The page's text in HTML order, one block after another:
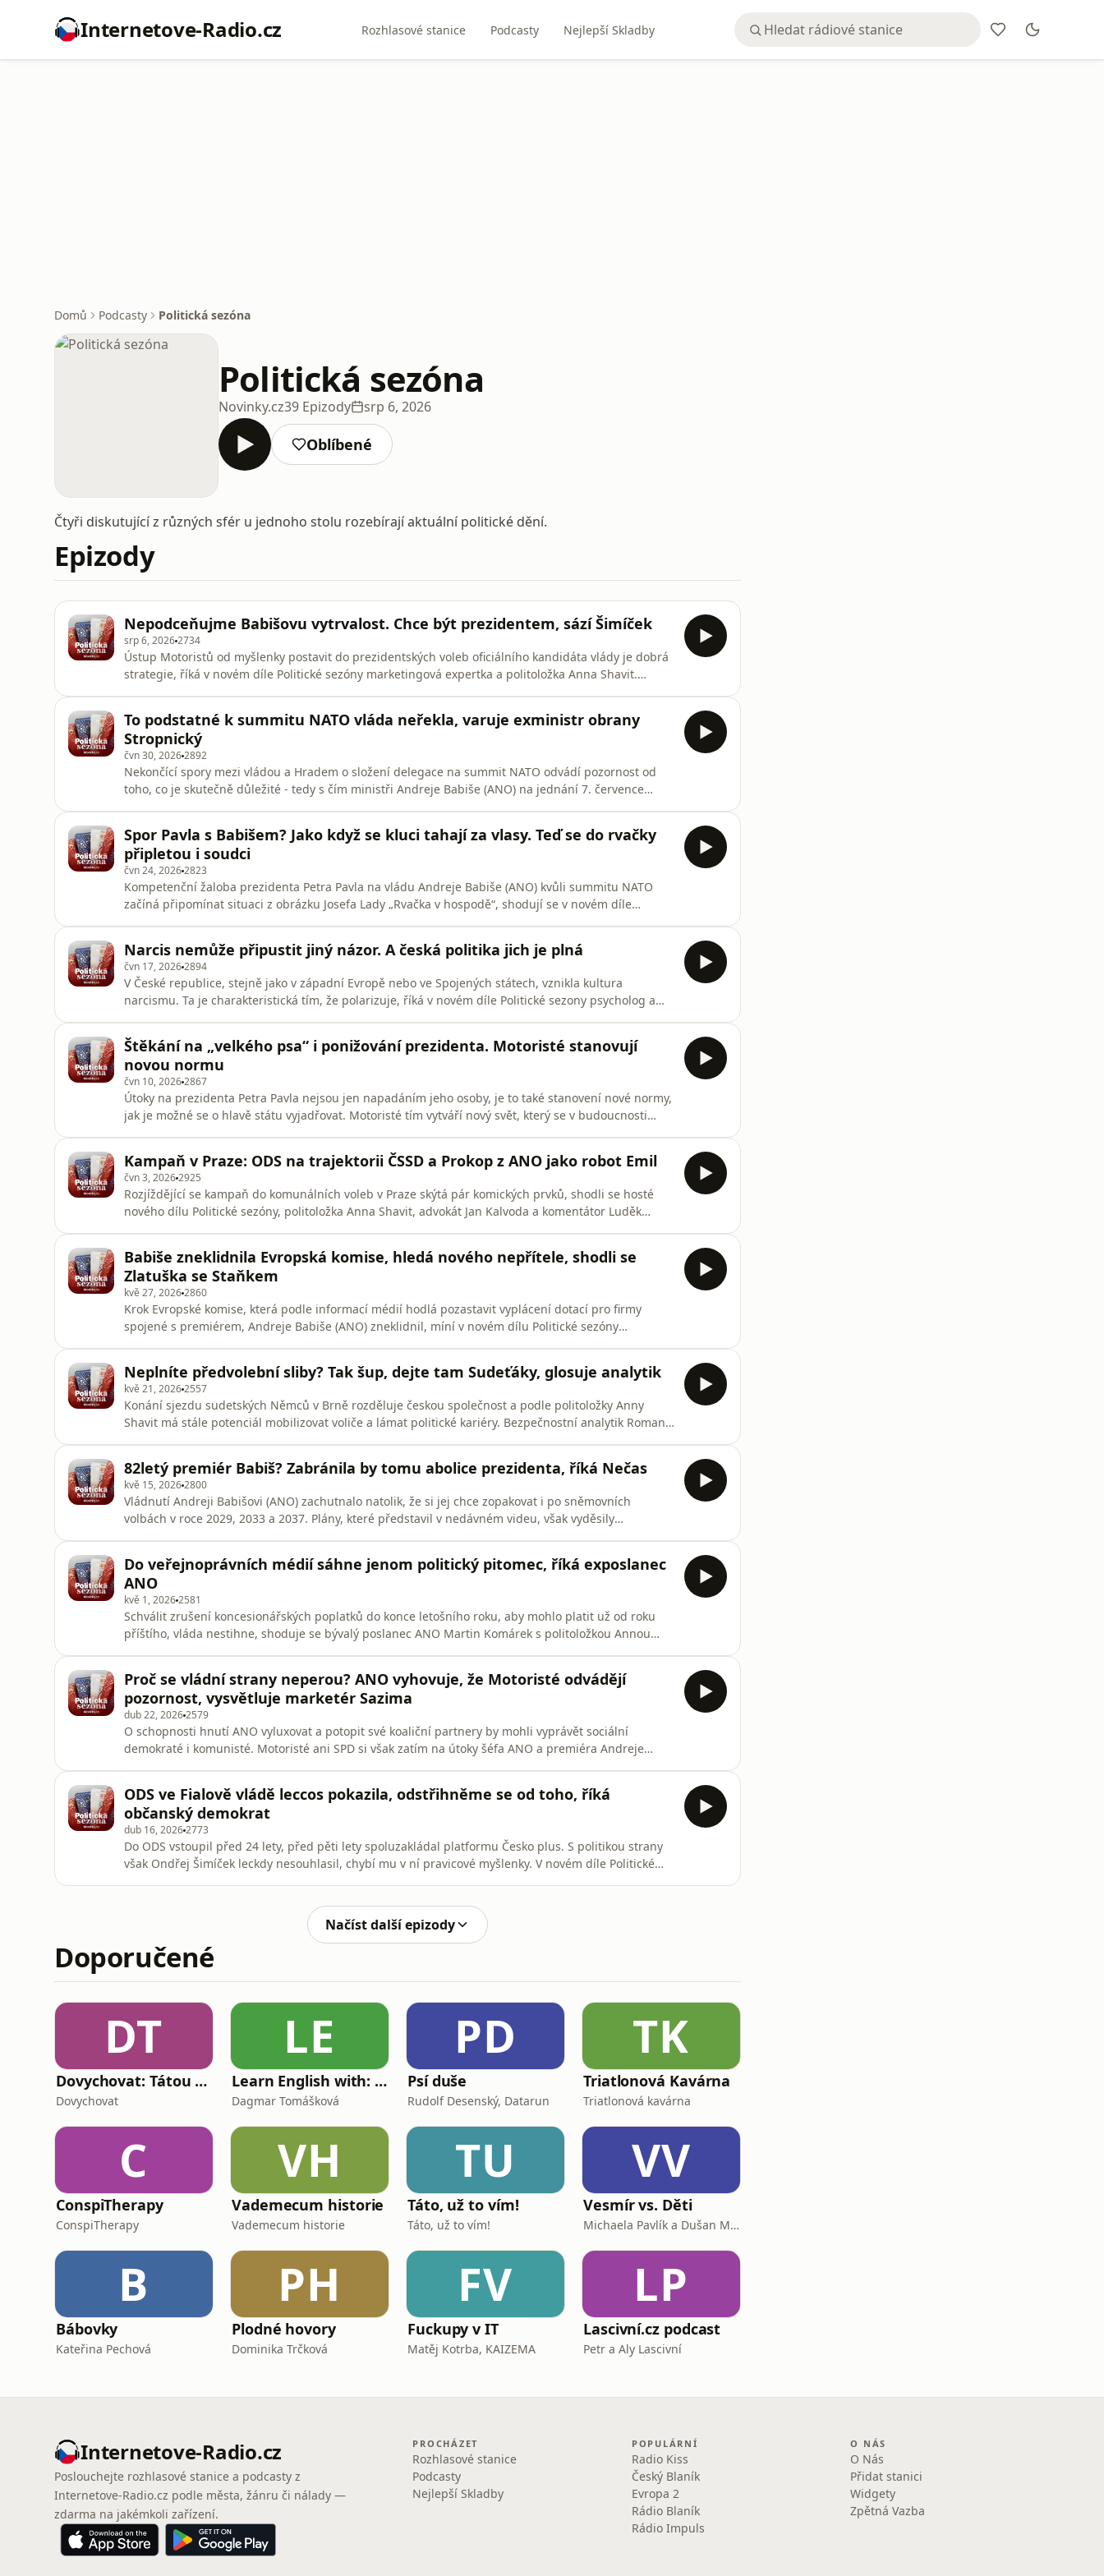
Internetove-Radio.cz Rozhlasové stanice Podcasty Nejlepší Skladby
Domů Podcasty Politická sezóna
Politická sezóna
Novinky.cz39 Epizody srp 6, 2026
Oblíbené
Čtyři diskutující z různých sfér u jednoho stolu rozebírají aktuální politické dění.
Epizody
Nepodceňujme Babišovu vytrvalost. Chce být prezidentem, sází Šimíček
srp 6, 20262734
Ústup Motoristů od myšlenky postavit do prezidentských voleb oficiálního kandidáta vlády je dobrá
strategie, říká v novém díle Politické sezóny marketingová expertka a politoložka Anna Shavit.
představitelů
To podstatné k summitu NATO vláda neřekla, varuje exministr obrany
Stropnický
čvn 30, 20262892
Nekončící spory mezi vládou a Hradem o složení delegace na summit NATO odvádí pozornost od
toho, co je skutečně důležité - tedy s čím ministři Andreje Babiše (ANO) na jednání 7. července
ministra zahran
Spor Pavla s Babišem? Jako když se kluci tahají za vlasy. Teď se do rvačky
připletou i soudci
čvn 24, 20262823
Kompetenční žaloba prezidenta Petra Pavla na vládu Andreje Babiše (ANO) kvůli summitu NATO
začíná připomínat situaci z obrázku Josefa Lady „Rvačka v hospodě“, shodují se v novém díle
Narcis nemůže připustit jiný názor. A česká politika jich je plná
čvn 17, 20262894
V České republice, stejně jako v západní Evropě nebo ve Spojených státech, vznikla kultura
narcismu. Ta je charakteristická tím, že polarizuje, říká v novém díle Politické sezony psycholog a
odmítají jiný názor, běžné. Jak však upozorňuje komentátor Luděk Staněk, projevy politiků napříč
spektrem se diam
Štěkání na „velkého psa“ i ponižování prezidenta. Motoristé stanovují
novou normu
čvn 10, 20262867
Útoky na prezidenta Petra Pavla nejsou jen napadáním jeho osoby, je to také stanovení nové normy,
jak je možné se o hlavě státu vyjadřovat. Motoristé tím vytváří nový svět, který se v budoucnosti
zdržování rozhodnutí vlády, kdo pojede na summit NATO, je určitý druh komunikace. Kabinet
Andreje Babiše (AN
Kampaň v Praze: ODS na trajektorii ČSSD a Prokop z ANO jako robot Emil
čvn 3, 20262925
Rozjíždějící se kampaň do komunálních voleb v Praze skýtá pár komických prvků, shodli se hosté
nového dílu Politické sezóny, politoložka Anna Shavit, advokát Jan Kalvoda a komentátor Luděk
Babiše zneklidnila Evropská komise, hledá nového nepřítele, shodli se
Zlatuška se Staňkem
kvě 27, 20262860
Krok Evropské komise, která podle informací médií hodlá pozastavit vyplácení dotací pro firmy
spojené s premiérem, Andreje Babiše (ANO) zneklidnil, míní v novém dílu Politické sezóny
své voliče. I proto hledá v politi
Neplníte předvolební sliby? Tak šup, dejte tam Sudeťáky, glosuje analytik
kvě 21, 20262557
Konání sjezdu sudetských Němců v Brně rozděluje českou společnost a podle politoložky Anny
Shavit má stále potenciál mobilizovat voliče a lámat politické kariéry. Bezpečnostní analytik Roman
zakrývání skutečnýc
82letý premiér Babiš? Zabránila by tomu abolice prezidenta, říká Nečas
kvě 15, 20262800
Vládnutí Andreji Babišovi (ANO) zachutnalo natolik, že si jej chce zopakovat i po sněmovních
volbách v roce 2029, 2033 a 2037. Plány, které představil v nedávném videu, však vyděsily
prezidenta Joe Bidena. Expremiér Petr Neča
Do veřejnoprávních médií sáhne jenom politický pitomec, říká exposlanec
ANO
kvě 1, 20262581
Schválit zrušení koncesionářských poplatků do konce letošního roku, aby mohlo platit už od roku
příštího, vláda nestihne, shoduje se bývalý poslanec ANO Martin Komárek s politoložkou Annou
Proč se vládní strany neperou? ANO vyhovuje, že Motoristé odvádějí
pozornost, vysvětluje marketér Sazima
dub 22, 20262579
O schopnosti hnutí ANO vyluxovat a potopit své koaliční partnery by mohli vyprávět sociální
demokraté i komunisté. Motoristé ani SPD si však zatím na útoky šéfa ANO a premiéra Andreje
ODS ve Fialově vládě leccos pokazila, odstřihněme se od toho, říká
občanský demokrat
dub 16, 20262773
Do ODS vstoupil před 24 lety, před pěti lety spoluzakládal platformu Česko plus. S politikou strany
však Ondřej Šimíček leckdy nesouhlasil, chybí mu v ní pravicové myšlenky. V novém díle Politické
Načíst další epizody
Doporučené
DT
Dovychovat: Tátou na celý život
Dovychovat
LE
Learn English with: My Life and Other Funny Stories
Dagmar Tomášková
PD
Psí duše
Rudolf Desenský, Datarun
TK
Triatlonová Kavárna
Triatlonová kavárna
C
ConspiTherapy
ConspiTherapy
VH
Vademecum historie
Vademecum historie
TU
Táto, už to vím!
Táto, už to vím!
VV
Vesmír vs. Děti
Michaela Pavlík a Dušan Majer
B
Bábovky
Kateřina Pechová
PH
Plodné hovory
Dominika Trčková
FV
Fuckupy v IT
Matěj Kotrba, KAIZEMA
LP
Lascivní.cz podcast
Petr a Aly Lascivní
Internetove-Radio.cz
Poslouchejte rozhlasové stanice a podcasty z
Internetove-Radio.cz podle města, žánru či nálady —
zdarma na jakémkoli zařízení.
PROCHÁZET
Rozhlasové stanice
Podcasty
Nejlepší Skladby
POPULÁRNÍ
Radio Kiss
Český Blaník
Evropa 2
Rádio Blaník
Rádio Impuls
O NÁS
O Nás
Přidat stanici
Widgety
Zpětná Vazba